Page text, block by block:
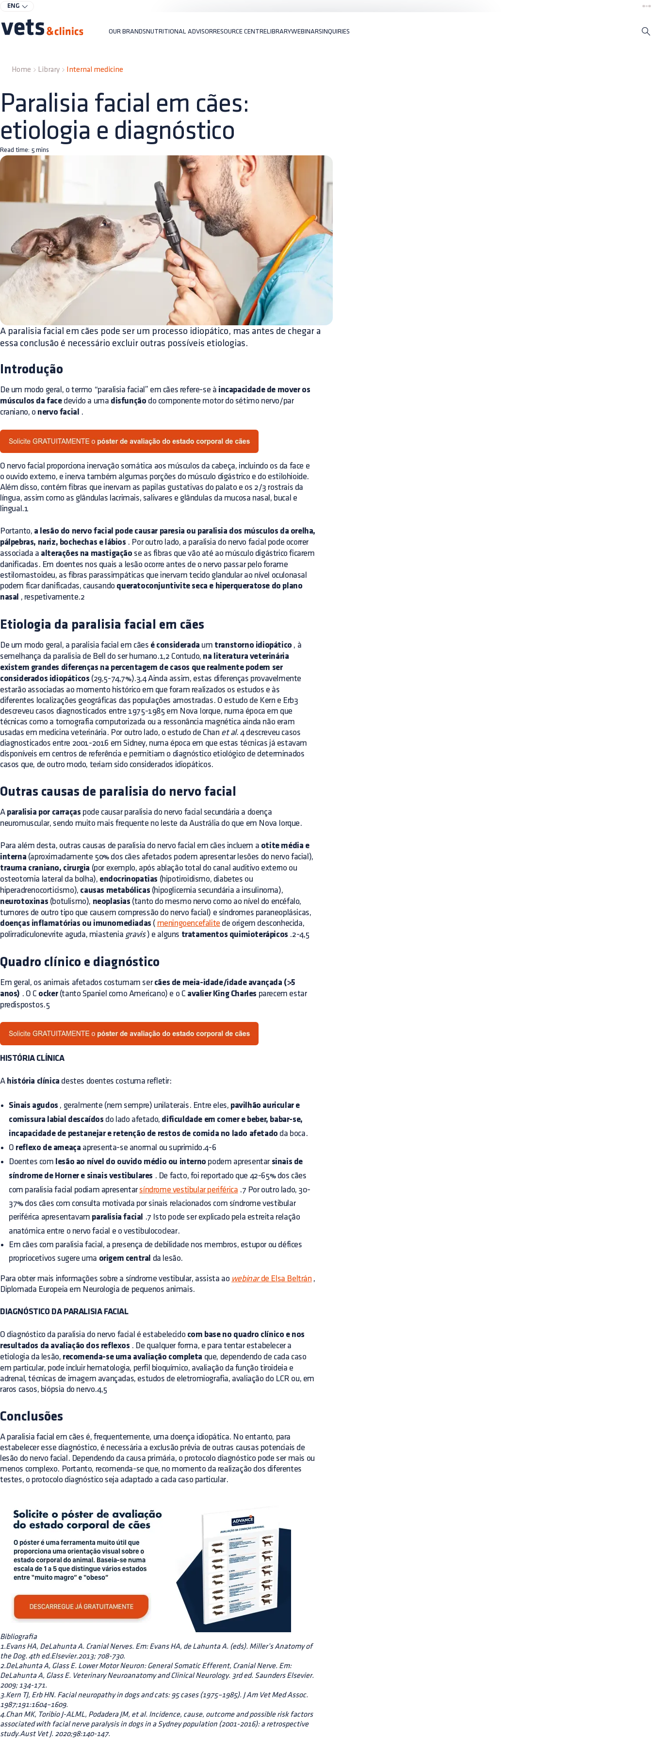
ENG
OUR BRANDSNUTRITIONAL ADVISORRESOURCE CENTRELIBRARYWEBINARSINQUIRIES
Home Library Internal medicine
Paralisia facial em cães:
etiologia e diagnóstico
Read time: 5 mins
A paralisia facial em cães pode ser um processo idiopático, mas antes de chegar a
essa conclusão é necessário excluir outras possíveis etiologias.
Introdução
De um modo geral, o termo “paralisia facial” em cães refere-se à incapacidade de mover os
músculos da facedevido a uma disfunção do componente motor do sétimo nervo/par
craniano, o nervo facial .
O nervo facial proporciona inervação somática aos músculos da cabeça, incluindo os da face e
o ouvido externo, e inerva também algumas porções do músculo digástrico e do estilohioide.
Além disso, contém fibras que inervam as papilas gustativas do palato e os 2/3 rostrais da
língua, assim como as glândulas lacrimais, salivares e glândulas da mucosa nasal, bucal e
lingual.1
Portanto, a lesão do nervo facial pode causar paresia ou paralisia dos músculos da orelha,
pálpebras, nariz, bochechas e lábios . Por outro lado, a paralisia do nervo facial pode ocorrer
associada a alterações na mastigação se as fibras que vão até ao músculo digástrico ficarem
danificadas. Em doentes nos quais a lesão ocorre antes de o nervo passar pelo forame
estilomastoideu, as fibras parassimpáticas que inervam tecido glandular ao nível oculonasal
podem ficar danificadas, causando queratoconjuntivite seca e hiperqueratose do plano
nasal , respetivamente.2
Etiologia da paralisia facial em cães
De um modo geral, a paralisia facial em cães é considerada um transtorno idiopático , à
semelhança da paralisia de Bell do ser humano.1,2 Contudo, na literatura veterinária
existem grandes diferenças na percentagem de casos que realmente podem ser
considerados idiopáticos (29,5-74,7%).3,4 Ainda assim, estas diferenças provavelmente
estarão associadas ao momento histórico em que foram realizados os estudos e às
diferentes localizações geográficas das populações amostradas. O estudo de Kern e Erb3
descreveu casos diagnosticados entre 1975-1985 em Nova Iorque, numa época em que
técnicas como a tomografia computorizada ou a ressonância magnética ainda não eram
usadas em medicina veterinária. Por outro lado, o estudo de Chan et al. 4 descreveu casos
diagnosticados entre 2001-2016 em Sidney, numa época em que estas técnicas já estavam
disponíveis em centros de referência e permitiam o diagnóstico etiológico de determinados
casos que, de outro modo, teriam sido considerados idiopáticos.
Outras causas de paralisia do nervo facial
A paralisia por carraças pode causar paralisia do nervo facial secundária a doença
neuromuscular, sendo muito mais frequente no leste da Austrália do que em Nova Iorque.
Para além desta, outras causas de paralisia do nervo facial em cães incluem a otite média e
interna (aproximadamente 50% dos cães afetados podem apresentar lesões do nervo facial),
trauma craniano, cirurgia (por exemplo, após ablação total do canal auditivo externo ou
osteotomia lateral da bolha), endocrinopatias (hipotiroidismo, diabetes ou
hiperadrenocorticismo), causas metabólicas (hipoglicemia secundária a insulinoma),
neurotoxinas (botulismo), neoplasias (tanto do mesmo nervo como ao nível do encéfalo,
tumores de outro tipo que causem compressão do nervo facial) e síndromes paraneoplásicas,
doenças inflamatórias ou imunomediadas ( meningoencefalite de origem desconhecida,
polirradiculonevrite aguda, miastenia gravis) e alguns tratamentos quimioterápicos .2-4,5
Quadro clínico e diagnóstico
Em geral, os animais afetados costumam ser cães de meia-idade/idade avançada (>5
anos) . O C ocker(tanto Spaniel como Americano) e o C avalier King Charles parecem estar
predispostos.5
HISTÓRIA CLÍNICA
A história clínica destes doentes costuma refletir:
Sinais agudos , geralmente (nem sempre) unilaterais. Entre eles, pavilhão auricular e
comissura labial descaídos do lado afetado, dificuldade em comer e beber, babar-se,
incapacidade de pestanejar e retenção de restos de comida no lado afetado da boca.
O reflexo de ameaça apresenta-se anormal ou suprimido.4-6
Doentes com lesão ao nível do ouvido médio ou interno podem apresentar sinais de
síndrome de Horner e sinais vestibulares . De facto, foi reportado que 42-65% dos cães
com paralisia facial podiam apresentar síndrome vestibular periférica .7 Por outro lado, 30-
37% dos cães com consulta motivada por sinais relacionados com síndrome vestibular
periférica apresentavam paralisia facial .7 Isto pode ser explicado pela estreita relação
anatómica entre o nervo facial e o vestibulococlear.
Em cães com paralisia facial, a presença de debilidade nos membros, estupor ou défices
propriocetivos sugere uma origem central da lesão.
Para obter mais informações sobre a síndrome vestibular, assista ao webinarde Elsa Beltrán ,
Diplomada Europeia em Neurologia de pequenos animais.
DIAGNÓSTICO DA PARALISIA FACIAL
O diagnóstico da paralisia do nervo facial é estabelecido com base no quadro clínico e nos
resultados da avaliação dos reflexos . De qualquer forma, e para tentar estabelecer a
etiologia da lesão, recomenda-se uma avaliação completa que, dependendo de cada caso
em particular, pode incluir hematologia, perfil bioquímico, avaliação da função tiroideia e
adrenal, técnicas de imagem avançadas, estudos de eletromiografia, avaliação do LCR ou, em
raros casos, biópsia do nervo.4,5
Conclusões
A paralisia facial em cães é, frequentemente, uma doença idiopática. No entanto, para
estabelecer esse diagnóstico, é necessária a exclusão prévia de outras causas potenciais de
lesão do nervo facial. Dependendo da causa primária, o protocolo diagnóstico pode ser mais ou
menos complexo. Portanto, recomenda-se que, no momento da realização dos diferentes
testes, o protocolo diagnóstico seja adaptado a cada caso particular.
Bibliografia
1.Evans HA, DeLahunta A. Cranial Nerves. Em: Evans HA, de Lahunta A. (eds). Miller’s Anatomy of
the Dog. 4th ed.Elsevier.2013; 708-730.
2.DeLahunta A, Glass E. Lower Motor Neuron: General Somatic Efferent, Cranial Nerve. Em:
DeLahunta A, Glass E. Veterinary Neuroanatomy and Clinical Neurology. 3rd ed. Saunders Elsevier.
2009; 134-171.
3.Kern TJ, Erb HN. Facial neuropathy in dogs and cats: 95 cases (1975–1985). J Am Vet Med Assoc.
1987;191:1604–1609.
4.Chan MK, Toribio J-ALML, Podadera JM, et al. Incidence, cause, outcome and possible risk factors
associated with facial nerve paralysis in dogs in a Sydney population (2001-2016): a retrospective
study.Aust Vet J. 2020;98:140-147.